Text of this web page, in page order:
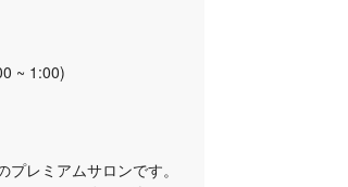
~ 1:00)
プレミアムサロンです。